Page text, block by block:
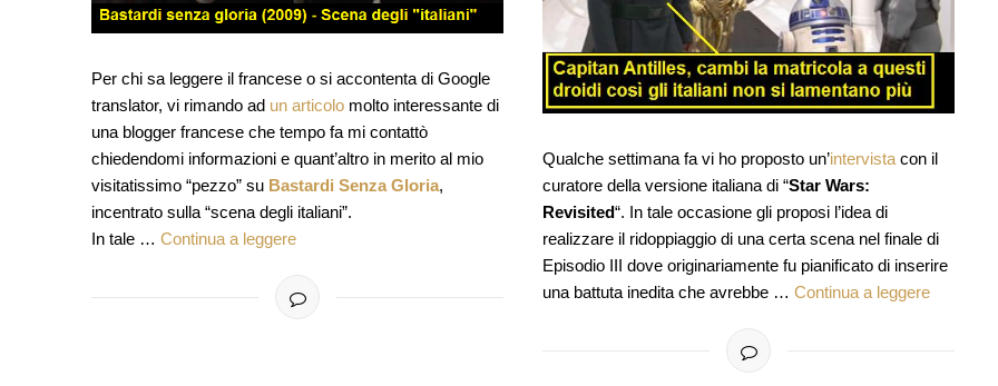
Per chi sa leggere il francese o si accontenta di Google
translator, vi rimando ad un articolo molto interessante di
una blogger francese che tempo fa mi contattò
chiedendomi informazioni e quant’altro in merito al mio
visitatissimo “pezzo” su Bastardi Senza Gloria,
incentrato sulla “scena degli italiani”.
In tale … Continua a leggere
Qualche settimana fa vi ho proposto un’intervista con il
curatore della versione italiana di “Star Wars:
Revisited“. In tale occasione gli proposi l’idea di
realizzare il ridoppiaggio di una certa scena nel finale di
Episodio III dove originariamente fu pianificato di inserire
una battuta inedita che avrebbe … Continua a leggere